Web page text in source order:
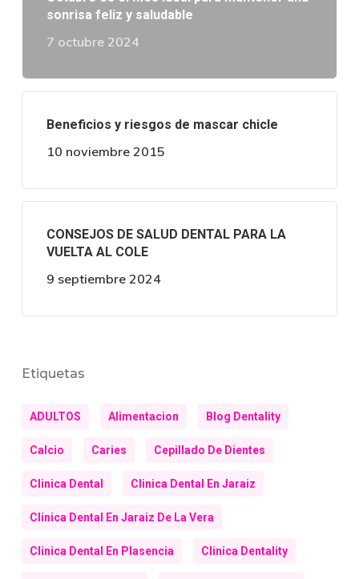
sonrisa feliz y saludable
7 octubre 2024
Beneficios y riesgos de mascar chicle
10 noviembre 2015
CONSEJOS DE SALUD DENTAL PARA LA
VUELTA AL COLE
9 septiembre 2024
Etiquetas
ADULTOS Alimentacion Blog Dentality
Calcio Caries Cepillado De Dientes
Clinica Dental Clinica Dental En Jaraiz
Clinica Dental En Jaraiz De La Vera
Clinica Dental En Plasencia Clinica Dentality